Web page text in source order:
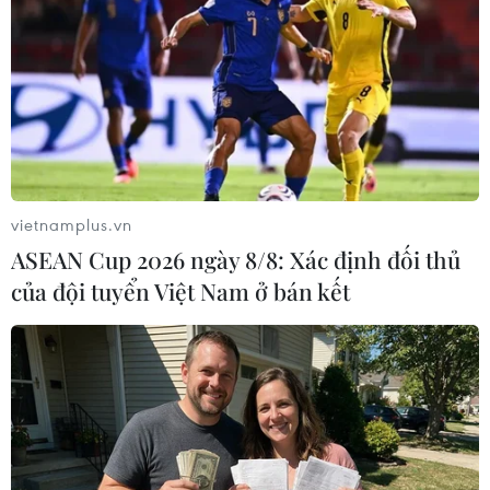
TIN LIÊN QUAN
vietnamplus.vn
ASEAN Cup 2026 ngày 8/8: Xác định đối thủ
của đội tuyển Việt Nam ở bán kết